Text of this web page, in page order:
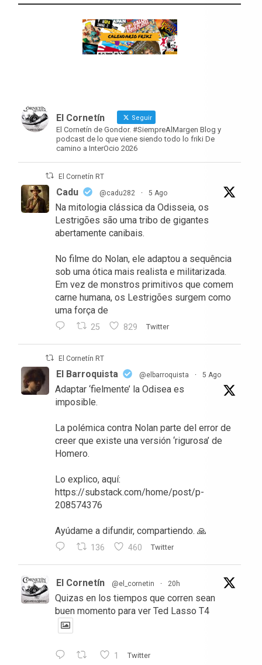
El Cornetín Seguir
El Cornetín de Gondor. #SiempreAlMargen Blog y
podcast de lo que viene siendo todo lo friki De
camino a InterOcio 2026
El Cornetín RT
Cadu @cadu282 · 5 Ago
Na mitologia clássica da Odisseia, os
Lestrigões são uma tribo de gigantes
abertamente canibais.
No filme do Nolan, ele adaptou a sequência
sob uma ótica mais realista e militarizada.
Em vez de monstros primitivos que comem
carne humana, os Lestrigões surgem como
uma força de
25 829 Twitter
El Cornetín RT
El Barroquista @elbarroquista · 5 Ago
Adaptar ‘fielmente’ la Odisea es
imposible.
La polémica contra Nolan parte del error de
creer que existe una versión ‘rigurosa’ de
Homero.
Lo explico, aquí:
https://substack.com/home/post/p-
208574376
Ayúdame a difundir, compartiendo. 🙏
136 460 Twitter
El Cornetín @el_cornetin · 20h
Quizas en los tiempos que corren sean
buen momento para ver Ted Lasso T4
1 Twitter